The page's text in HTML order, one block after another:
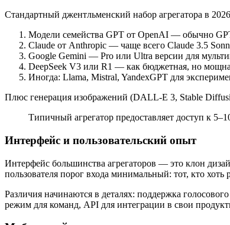
Стандартный джентльменский набор агрегатора в
Модели семейства GPT от OpenAI — обычно
Claude от Anthropic — чаще всего Claude 3.5
Google Gemini — Pro или Ultra версии для
DeepSeek V3 или R1 — как бюджетная, но
Иногда: Llama, Mistral, YandexGPT для
Плюс генерация изображений (DALL-E 3, Stable
Типичный агрегатор предоставляет доступ к
Интерфейс и пользовательский опыт
Интерфейс большинства агрегаторов — это клон
пользователя порог входа минимальный: тот, кто
Различия начинаются в деталях: поддержка
режим для команд, API для интеграции в свои